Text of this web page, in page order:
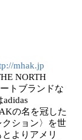
mhak.jp
NORTH
トブランドな
の名を冠した
ション〉を世
よりアメリ